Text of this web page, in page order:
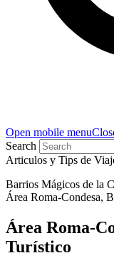
Open mobile menu
Search
Articulos y Tips de
Barrios Mágicos de la
Área Roma-Condesa,
Área Roma-
Turístico